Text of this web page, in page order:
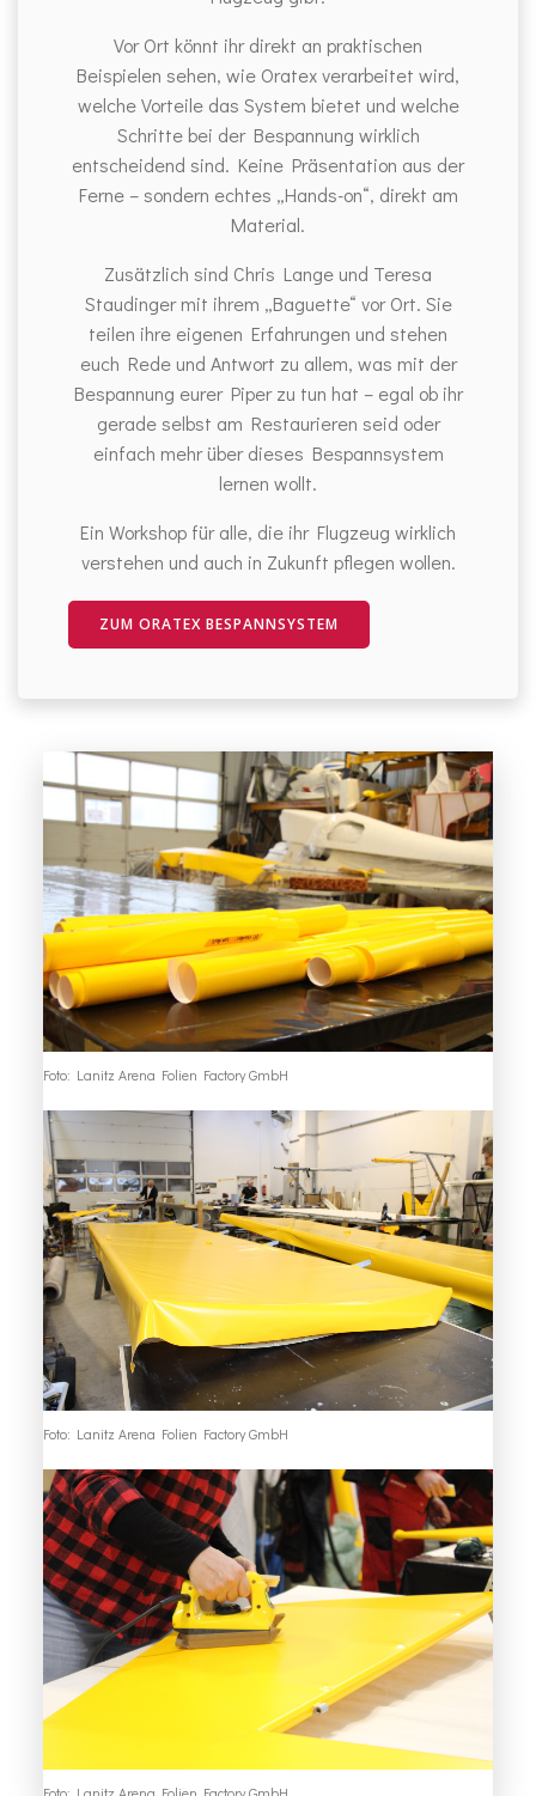
Foto: Lanitz Arena Folien Factory GmbH
Foto: Lanitz Arena Folien Factory GmbH
Foto: Lanitz Arena Folien Factory GmbH
Vor Ort könnt ihr direkt an praktischen
Beispielen sehen, wie Oratex verarbeitet wird,
welche Vorteile das System bietet und welche
Schritte bei der Bespannung wirklich
entscheidend sind. Keine Präsentation aus der
Ferne – sondern echtes „Hands-on“, direkt am
Material.
Zusätzlich sind Chris Lange und Teresa
Staudinger mit ihrem „Baguette“ vor Ort. Sie
teilen ihre eigenen Erfahrungen und stehen
euch Rede und Antwort zu allem, was mit der
Bespannung eurer Piper zu tun hat – egal ob ihr
gerade selbst am Restaurieren seid oder
einfach mehr über dieses Bespannsystem
lernen wollt.
Ein Workshop für alle, die ihr Flugzeug wirklich
verstehen und auch in Zukunft pflegen wollen.
ZUM ORATEX BESPANNSYSTEM